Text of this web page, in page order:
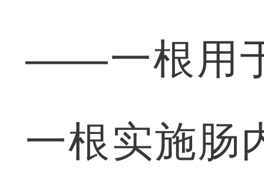
——一根用
一根实施肠